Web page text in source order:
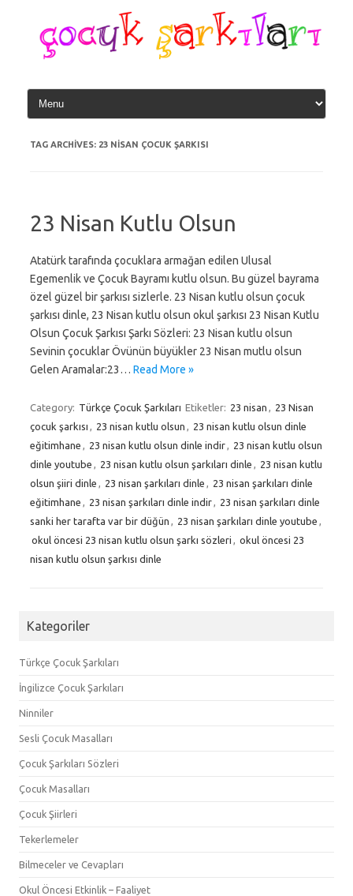
content
TAG ARCHIVES: 23 NISAN ÇOCUK ŞARKISI
23 Nisan Kutlu Olsun
Atatürk tarafında çocuklara armağan edilen Ulusal
Egemenlik ve Çocuk Bayramı kutlu olsun. Bu güzel bayrama
özel güzel bir şarkısı sizlerle. 23 Nisan kutlu olsun çocuk
şarkısı dinle, 23 Nisan kutlu olsun okul şarkısı 23 Nisan Kutlu
Olsun Çocuk Şarkısı Şarkı Sözleri: 23 Nisan kutlu olsun
Sevinin çocuklar Övünün büyükler 23 Nisan mutlu olsun
Gelen Aramalar:23… Read More »
Category: Türkçe Çocuk Şarkıları Etiketler: 23 nisan
23 Nisan
çocuk şarkısı
23 nisan kutlu olsun
23 nisan kutlu olsun dinle
eğitimhane
23 nisan kutlu olsun dinle indir
23 nisan kutlu olsun
dinle youtube
23 nisan kutlu olsun şarkıları dinle
23 nisan kutlu
olsun şiiri dinle
23 nisan şarkıları dinle
23 nisan şarkıları dinle
eğitimhane
23 nisan şarkıları dinle indir
23 nisan şarkıları dinle
sanki her tarafta var bir düğün
23 nisan şarkıları dinle youtube
okul öncesi 23 nisan kutlu olsun şarkı sözleri
okul öncesi 23
nisan kutlu olsun şarkısı dinle
Kategoriler
Türkçe Çocuk Şarkıları
İngilizce Çocuk Şarkıları
Ninniler
Sesli Çocuk Masalları
Çocuk Şarkıları Sözleri
Çocuk Masalları
Çocuk Şiirleri
Tekerlemeler
Bilmeceler ve Cevapları
Okul Öncesi Etkinlik – Faaliyet